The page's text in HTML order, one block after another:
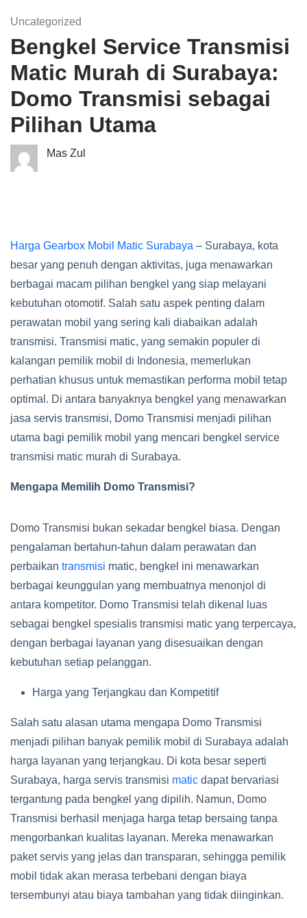
Uncategorized
Bengkel Service Transmisi
Matic Murah di Surabaya:
Domo Transmisi sebagai
Pilihan Utama
Mas Zul
Harga Gearbox Mobil Matic Surabaya – Surabaya, kota
besar yang penuh dengan aktivitas, juga menawarkan
berbagai macam pilihan bengkel yang siap melayani
kebutuhan otomotif. Salah satu aspek penting dalam
perawatan mobil yang sering kali diabaikan adalah
transmisi. Transmisi matic, yang semakin populer di
kalangan pemilik mobil di Indonesia, memerlukan
perhatian khusus untuk memastikan performa mobil tetap
optimal. Di antara banyaknya bengkel yang menawarkan
jasa servis transmisi, Domo Transmisi menjadi pilihan
utama bagi pemilik mobil yang mencari bengkel service
transmisi matic murah di Surabaya.
Mengapa Memilih Domo Transmisi?
Domo Transmisi bukan sekadar bengkel biasa. Dengan
pengalaman bertahun-tahun dalam perawatan dan
perbaikan transmisi matic, bengkel ini menawarkan
berbagai keunggulan yang membuatnya menonjol di
antara kompetitor. Domo Transmisi telah dikenal luas
sebagai bengkel spesialis transmisi matic yang terpercaya,
dengan berbagai layanan yang disesuaikan dengan
kebutuhan setiap pelanggan.
Harga yang Terjangkau dan Kompetitif
Salah satu alasan utama mengapa Domo Transmisi
menjadi pilihan banyak pemilik mobil di Surabaya adalah
harga layanan yang terjangkau. Di kota besar seperti
Surabaya, harga servis transmisi matic dapat bervariasi
tergantung pada bengkel yang dipilih. Namun, Domo
Transmisi berhasil menjaga harga tetap bersaing tanpa
mengorbankan kualitas layanan. Mereka menawarkan
paket servis yang jelas dan transparan, sehingga pemilik
mobil tidak akan merasa terbebani dengan biaya
tersembunyi atau biaya tambahan yang tidak diinginkan.